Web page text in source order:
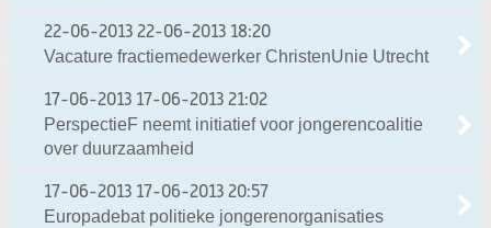
22-06-2013 22-06-2013 18:20
Vacature fractiemedewerker ChristenUnie Utrecht
17-06-2013 17-06-2013 21:02
PerspectieF neemt initiatief voor jongerencoalitie
over duurzaamheid
17-06-2013 17-06-2013 20:57
Europadebat politieke jongerenorganisaties